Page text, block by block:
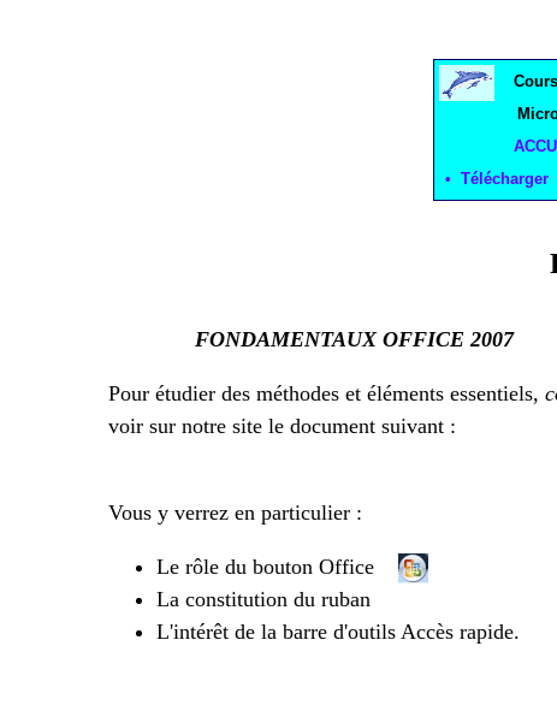
•
FONDAMENTAUX OFFICE 2007
Pour étudier des méthodes et éléments essentiels,
voir sur notre site le document suivant :
Vous y verrez en particulier :
Le rôle du bouton Office
La constitution du ruban
L'intérêt de la barre d'outils Accès rapide.